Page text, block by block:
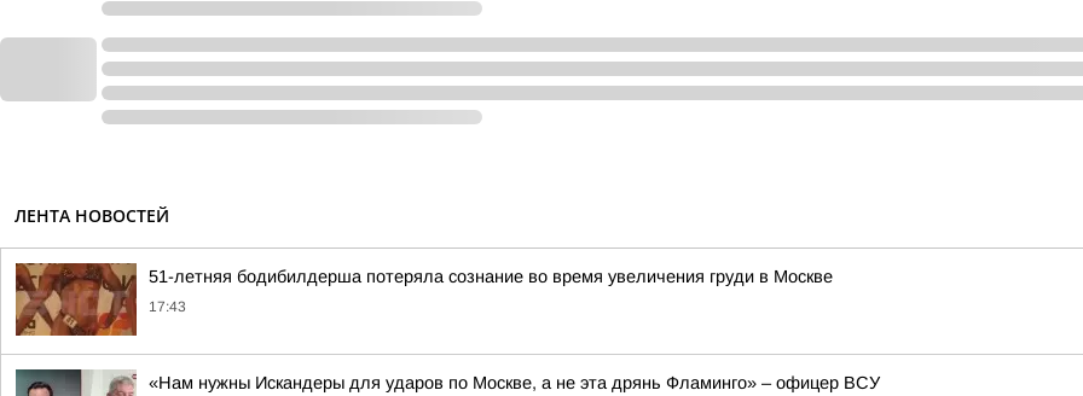
ЛЕНТА НОВОСТЕЙ
51-летняя бодибилдерша потеряла сознание во время увеличения груди в Москве
17:43
«Нам нужны Искандеры для ударов по Москве, а не эта дрянь Фламинго» – офицер ВСУ